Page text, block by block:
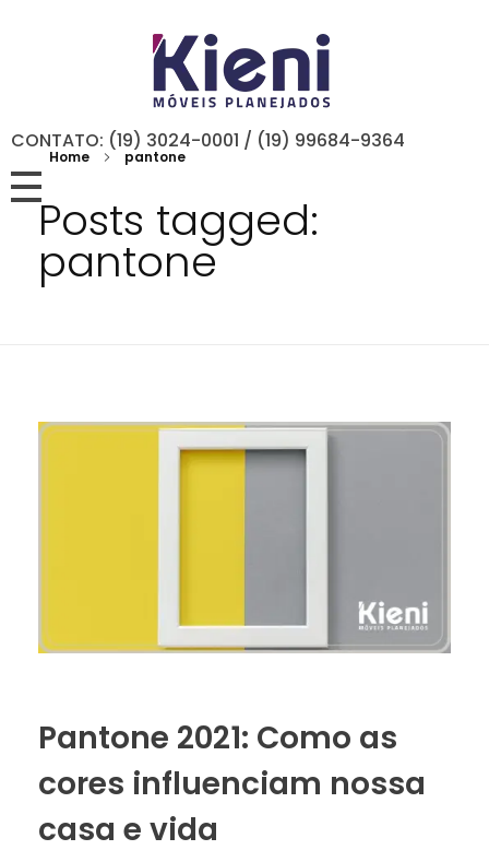
CONTATO: (19) 3024-0001 / (19) 99684-9364
Home pantone
Posts tagged:
pantone
Pantone 2021: Como as
cores influenciam nossa
casa e vida